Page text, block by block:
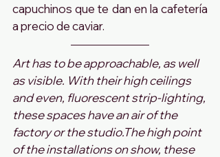
capuchinos que te dan en la cafetería
a precio de caviar.
Art has to be approachable, as well
as visible. With their high ceilings
and even, fluorescent strip-lighting,
these spaces have an air of the
factory or the studio.The high point
of the installations on show, these